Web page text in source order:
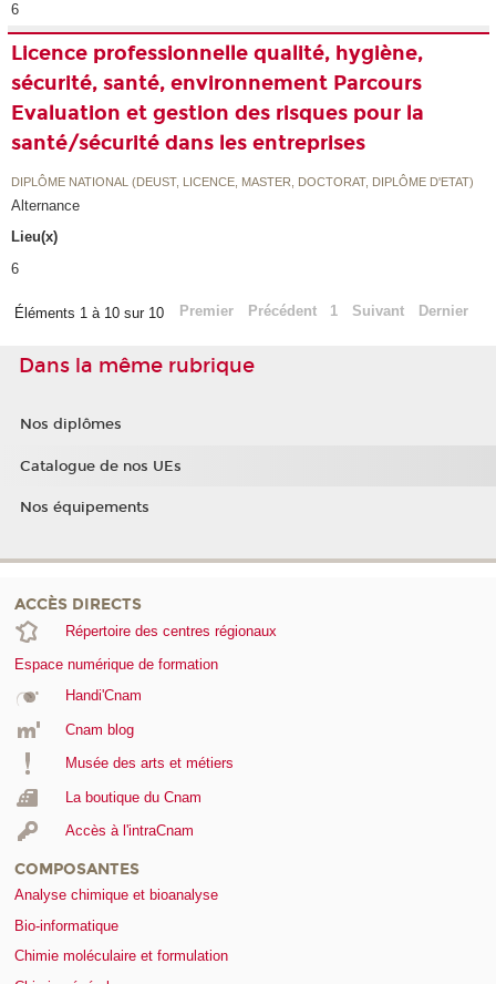
6
Licence professionnelle qualité, hygiène,
sécurité, santé, environnement Parcours
Evaluation et gestion des risques pour la
santé/sécurité dans les entreprises
DIPLÔME NATIONAL (DEUST, LICENCE, MASTER, DOCTORAT, DIPLÔME D'ETAT)
Alternance
Lieu(x)
6
Éléments 1 à 10 sur 10 Premier Précédent 1 Suivant Dernier
Dans la même rubrique
Nos diplômes
Catalogue de nos UEs
Nos équipements
ACCÈS DIRECTS
Répertoire des centres régionaux
Espace numérique de formation
Handi'Cnam
Cnam blog
Musée des arts et métiers
La boutique du Cnam
Accès à l'intraCnam
COMPOSANTES
Analyse chimique et bioanalyse
Bio-informatique
Chimie moléculaire et formulation